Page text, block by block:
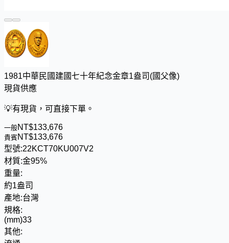
1981中華民國建國七十年紀念金章1盎司(國父像)
現貨供應
💡有現貨，可直接下單。
一般NT$133,676
貴賓 NT$133,676
型號:22KCT70KU007V2
材質:金95%
重量:
約1盎司
產地:台灣
規格:
(mm)33
其他: